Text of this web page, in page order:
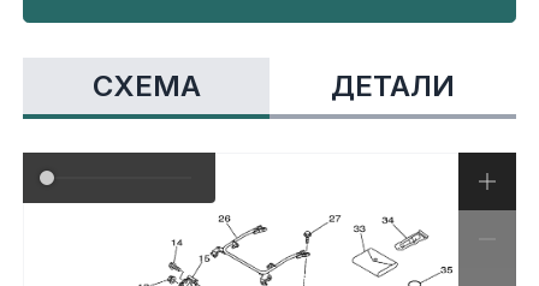
Ремни безопасности
Сиденья
Склизы, гусеницы, коньки
СХЕМА ДЕТАЛИ